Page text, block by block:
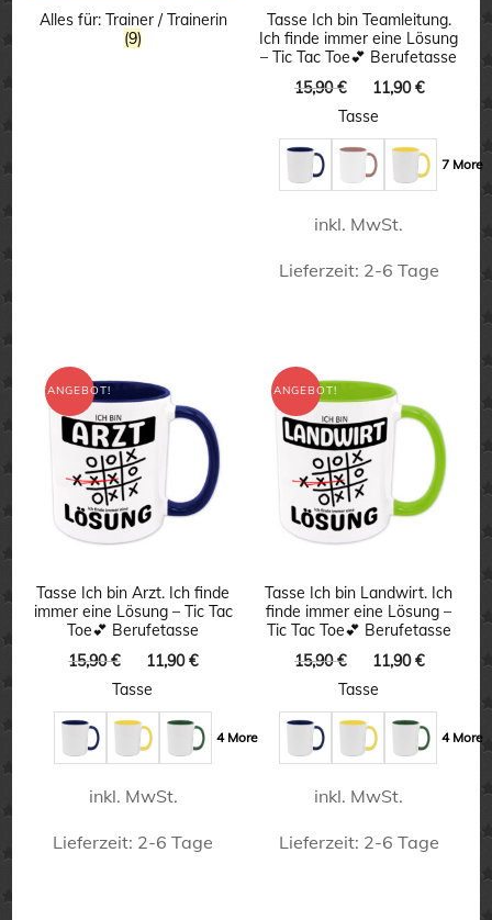
Alles für: Trainer / Trainerin
(9)
Tasse Ich bin Teamleitung.
Ich finde immer eine Lösung
– Tic Tac Toe💕 Berufetasse
15,90€
Ursprünglicher
Preis
15,90 €
11,90€
11,90 €.
Tasse
7 More
inkl. MwSt.
Lieferzeit: 2-6 Tage
weist
mehrere
Varianten
auf.
Die
Optionen
können
auf
der
Produktseite
gewählt
werden
ANGEBOT!
Tasse Ich bin Arzt. Ich finde
immer eine Lösung – Tic Tac
Toe💕 Berufetasse
15,90€
Ursprünglicher
15,90 €
11,90€
Tasse
4 More
inkl. MwSt.
Lieferzeit: 2-6 Tage
ANGEBOT!
Tasse Ich bin Landwirt. Ich
finde immer eine Lösung –
Tic Tac Toe💕 Berufetasse
15,90€
Ursprünglicher
15,90 €
11,90€
Tasse
4 More
inkl. MwSt.
Lieferzeit: 2-6 Tage